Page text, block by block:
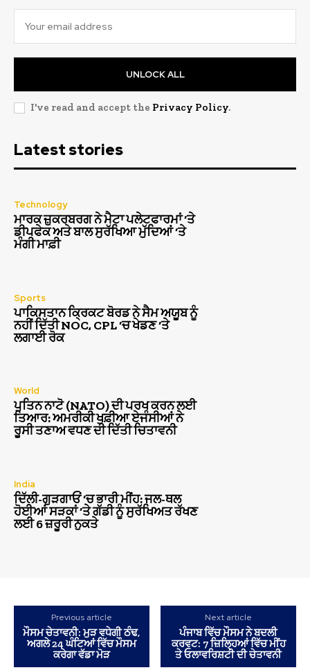
UNLOCK ALL
I've read and accept the Privacy Policy.
Latest stories
Technology
ਮਾਰਕ ਜ਼ੁਕਰਬਰਗ ਨੇ ਮੈਟਾ ਪਲੇਟਫਾਰਮਾਂ ‘ਤੇ
ਡੀਪਫੇਕ ਅਤੇ ਬਾਲ ਸੁਰੱਖਿਆ ਮੁੱਦਿਆਂ ‘ਤੇ
ਮੰਗੀ ਮਾਫ਼ੀ
Sports
ਪਾਕਿਸਤਾਨ ਕ੍ਰਿਕਟ ਬੋਰਡ ਨੇ ਸੈਮ ਅਯੂਬ ਨੂੰ
ਨਹੀਂ ਦਿੱਤੀ NOC, CPL ‘ਚ ਖੇਡਣ ‘ਤੇ
ਲਗਾਈ ਰੋਕ
World
ਪੁਤਿਨ ਨਾਟੋ (NATO) ਦੀ ਪਰਖ ਕਰਨ ਲਈ
ਤਿਆਰ: ਅਮਰੀਕੀ ਖੁਫ਼ੀਆ ਏਜੰਸੀਆਂ ਨੇ
ਰੂਸੀ ਤਣਾਅ ਵਧਣ ਦੀ ਦਿੱਤੀ ਚਿਤਾਵਨੀ
India
ਦਿੱਲੀ-ਗੁੜਗਾਓਂ ‘ਚ ਭਾਰੀ ਮੀਂਹ: ਜਲ-ਥਲ
ਹੋਈਆਂ ਸੜਕਾਂ ‘ਤੇ ਗੱਡੀ ਨੂੰ ਸੁਰੱਖਿਅਤ ਰੱਖਣ
ਲਈ 6 ਜ਼ਰੂਰੀ ਨੁਕਤੇ
Previous article
ਮੌਸਮ ਚੇਤਾਵਨੀ: ਮੁੜ ਵਧੇਗੀ ਠੰਢ,
ਅਗਲੇ 24 ਘੰਟਿਆਂ ਵਿੱਚ ਮੌਸਮ
ਕਰੇਗਾ ਵੱਡਾ ਮੋੜ
Next article
ਪੰਜਾਬ ਵਿੱਚ ਮੌਸਮ ਨੇ ਬਦਲੀ
ਕਰਵਟ: 7 ਜ਼ਿਲ੍ਹਿਆਂ ਵਿੱਚ ਮੀਂਹ
ਤੇ ਓਲਾਵਰਿਸ਼ਟੀ ਦੀ ਚੇਤਾਵਨੀ